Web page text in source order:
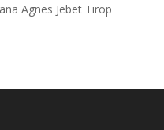
Agnes Jebet Tirop